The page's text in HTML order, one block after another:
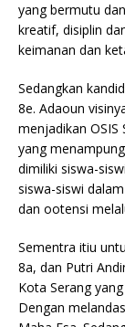
yang bermutu
kreatif, disiplin
keimanan dan
Sedangkan
8e. Adaoun
menjadikan OSIS
yang
dimiliki siswa-
siswa-siswi
dan ootensi
Sementra itiu
8a, dan Putri
Kota Serang
Dengan